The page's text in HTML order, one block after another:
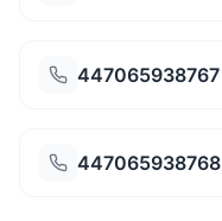
447065938767
447065938768